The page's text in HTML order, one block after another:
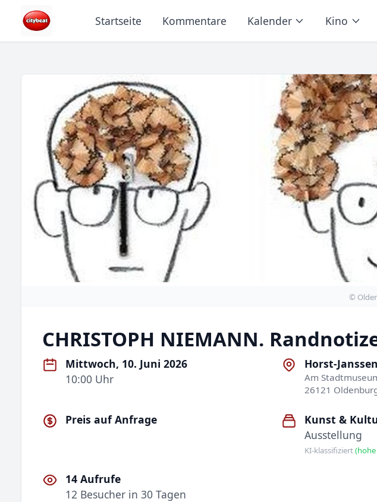
Startseite Kommentare Kalender Kino
©
CHRISTOPH NIEMANN.
Mittwoch, 10. Juni 2026
10:00 Uhr
Horst-
Am
26121
Preis auf Anfrage
Kunst &
Ausstellung
KI-klassifiziert
14 Aufrufe
12 Besucher in 30 Tagen